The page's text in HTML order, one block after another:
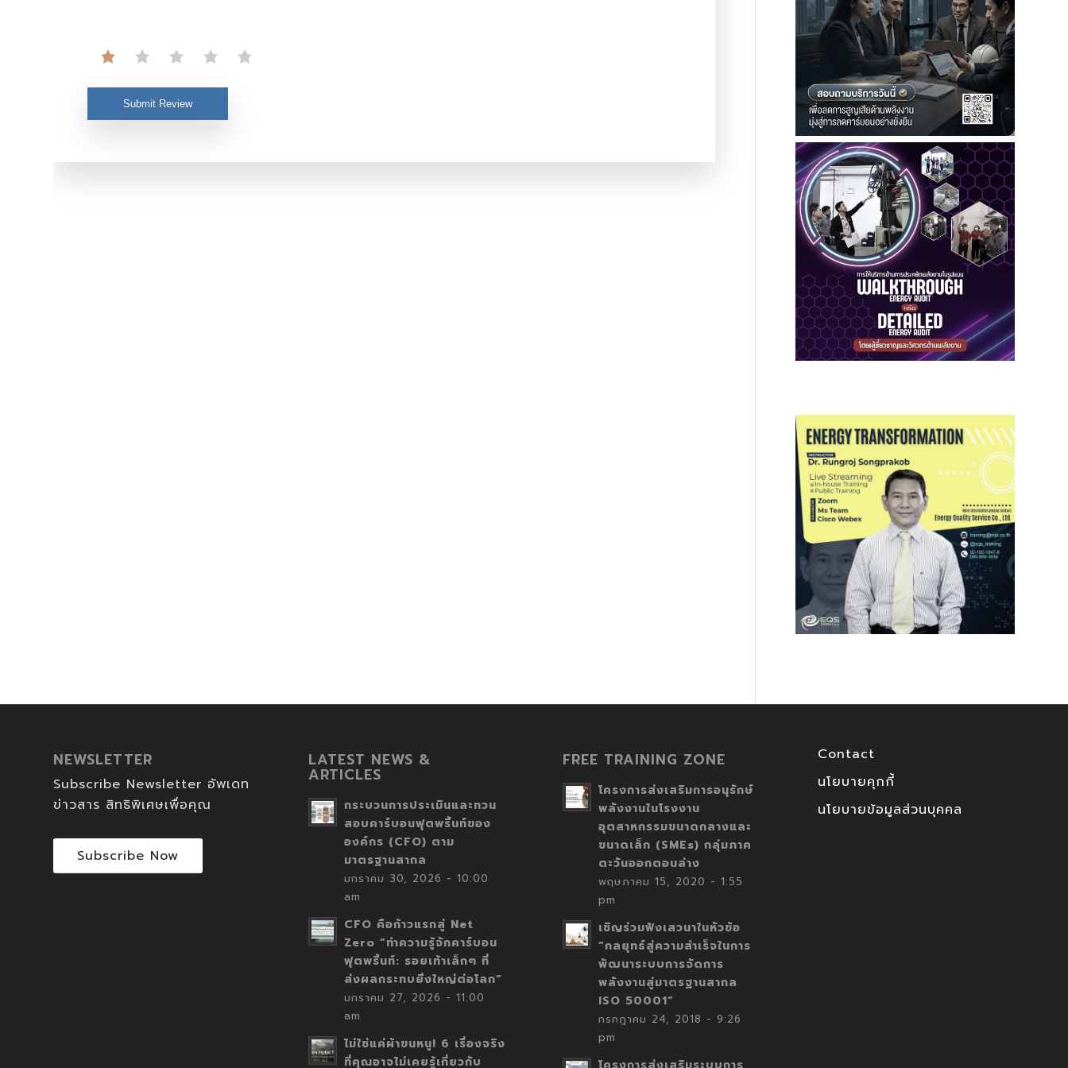
Submit Review
NEWSLETTER
Subscribe Newsletter อัพเดท
ข่าวสาร สิทธิพิเศษเพื่อคุณ
Subscribe Now
LATEST NEWS &
ARTICLES
กระบวนการประเมินและทวน
สอบคาร์บอนฟุตพริ้นท์ของ
องค์กร (CFO) ตาม
มาตรฐานสากล
มกราคม 30, 2026 - 10:00
am
CFO คือก้าวแรกสู่ Net
Zero “ทำความรู้จักคาร์บอน
ฟุตพริ้นท์: รอยเท้าเล็กๆ ที่
ส่งผลกระทบยิ่งใหญ่ต่อโลก”
มกราคม 27, 2026 - 11:00
am
ไม่ใช่แค่ผ้าขนหนู! 6 เรื่องจริง
ที่คุณอาจไม่เคยรู้เกี่ยวกับ
FREE TRAINING ZONE
โครงการส่งเสริมการอนุรักษ์
พลังงานในโรงงาน
อุตสาหกรรมขนาดกลางและ
ขนาดเล็ก (SMEs) กลุ่มภาค
ตะวันออกตอนล่าง
พฤษภาคม 15, 2020 - 1:55
pm
เชิญร่วมฟังเสวนาในหัวข้อ
“กลยุทธ์สู่ความสำเร็จในการ
พัฒนาระบบการจัดการ
พลังงานสู่มาตรฐานสากล
ISO 50001”
กรกฎาคม 24, 2018 - 9:26
pm
Contact
นโยบายคุกกี้
นโยบายข้อมูลส่วนบุคคล